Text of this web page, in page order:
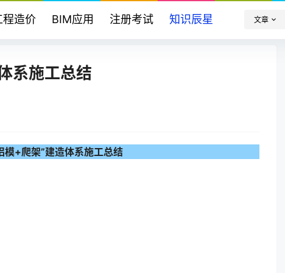
程造价 BIM应用 注册考试 知识辰星 文章
系施工总结
模+爬架”建造体系施工总结